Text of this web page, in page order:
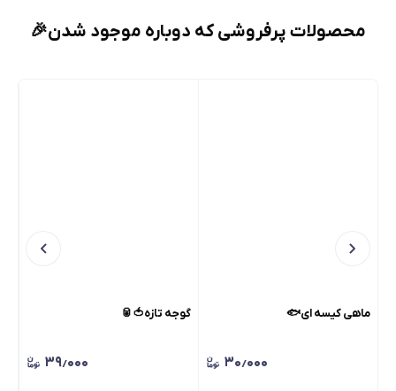
محصولات پرفروشی که دوباره موجود شدن🎉
ماهی کیسه ای🐟
۳۰٫۰۰۰
گوجه تازه🍅🥫
۳۹٫۰۰۰